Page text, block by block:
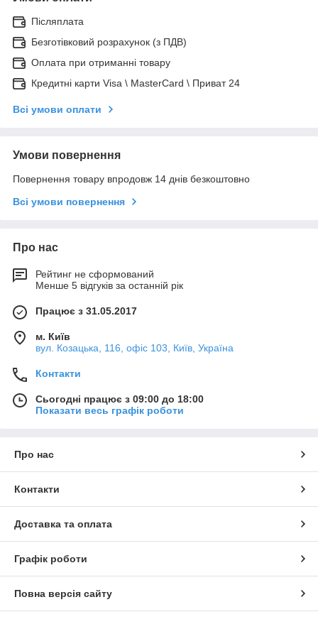
Післяплата
Безготівковий розрахунок (з ПДВ)
Оплата при отриманні товару
Кредитні карти Visa \ MasterCard \ Приват 24
Всі умови оплати
Умови повернення
Повернення товару впродовж 14 днів безкоштовно
Всі умови повернення
Про нас
Рейтинг не сформований
Менше 5 відгуків за останній рік
Працює з 31.05.2017
м. Київ
вул. Козацька, 116, офіс 103, Київ, Україна
Контакти
Сьогодні працює з 09:00 до 18:00
Показати весь графік роботи
Про нас
Контакти
Доставка та оплата
Графік роботи
Повна версія сайту